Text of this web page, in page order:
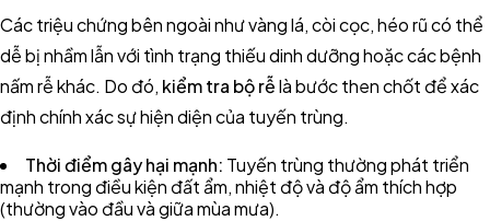
Các triệu chứng bên ngoài như vàng lá, còi cọc, héo rũ có thể
dễ bị nhầm lẫn với tình trạng thiếu dinh dưỡng hoặc các bệnh
nấm rễ khác. Do đó, kiểm tra bộ rễlà bước then chốt để xác
định chính xác sự hiện diện của tuyến trùng.
Thời điểm gây hại mạnh: Tuyến trùng thường phát triển
mạnh trong điều kiện đất ẩm, nhiệt độ và độ ẩm thích hợp
(thường vào đầu và giữa mùa mưa).